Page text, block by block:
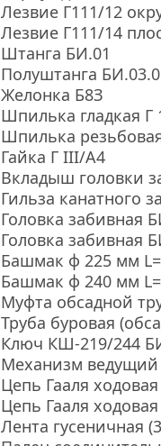
Лезвие Г111/12
Лезвие Г111/14
Штанга БИ.01
Полуштанга
Желонка Б8З
Шпилька гладкая Г
Шпилька
Гайка Г III/А4
Вкладыш головки
Гильза канатного
Головка забивная
Головка забивная
Башмак ф 225 мм
Башмак ф 240 мм
Муфта обсадной
Труба буровая
Ключ КШ-219/244
Механизм ведущий
Цепь Гааля
Цепь Гааля
Лента гусеничная